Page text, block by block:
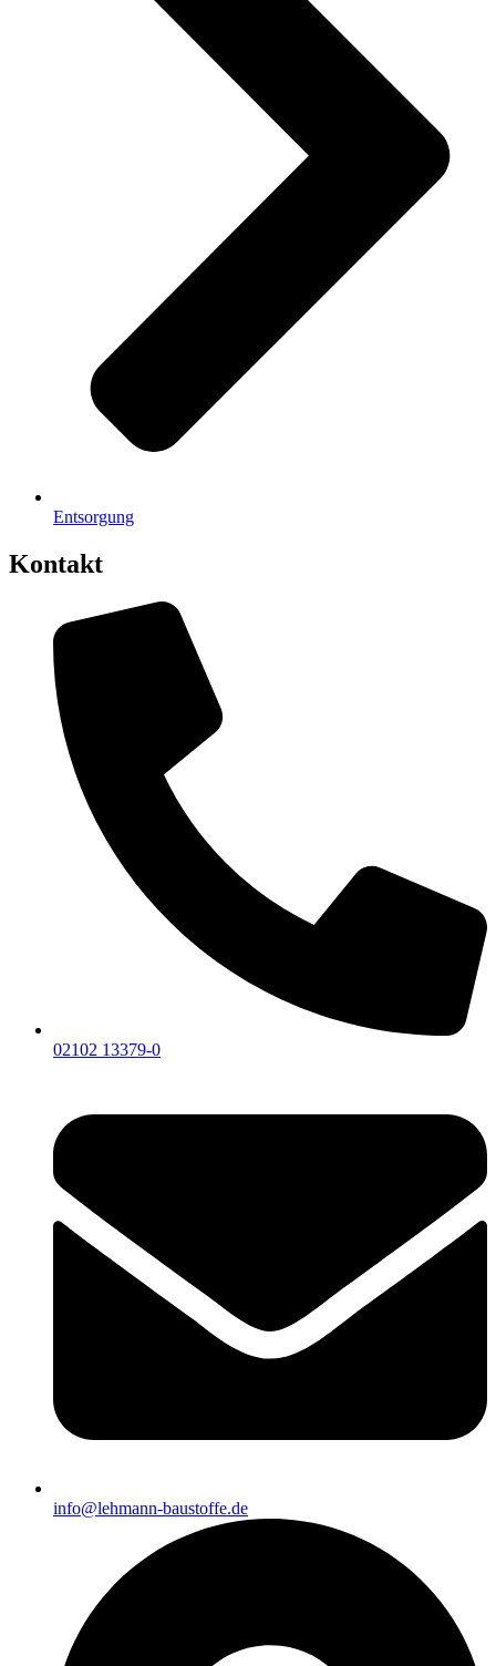
Entsorgung
Kontakt
02102 13379-0
info@lehmann-baustoffe.de